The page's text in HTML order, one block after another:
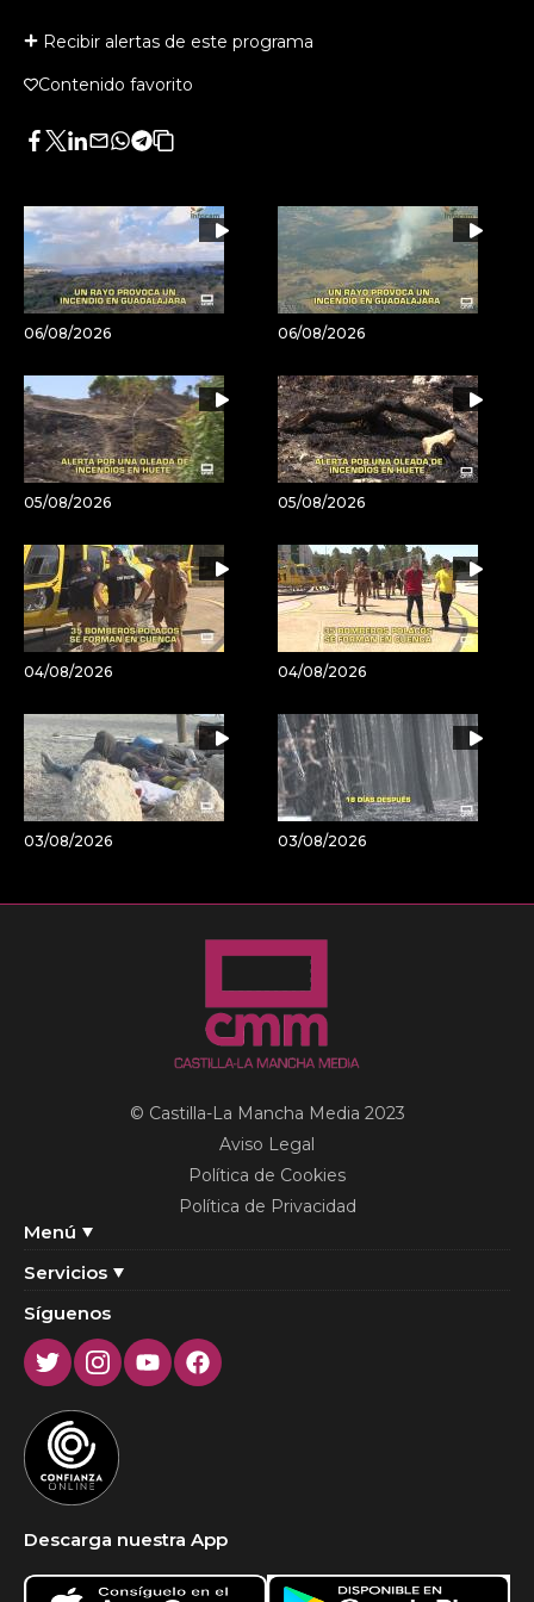
Recibir alertas de este programa
Contenido favorito
Facebook
Twitter
LinkedIn
Enviar
Whatsapp
Telegram
Copiar
artículo
06/08/2026 06/08/2026
05/08/2026 05/08/2026
04/08/2026 04/08/2026
03/08/2026 03/08/2026
Menú
Servicios
© Castilla-La Mancha Media 2023
Aviso Legal
Política de Cookies
Política de Privacidad
Síguenos
TwitterInstagram
YoutubeFacebook
Descarga nuestra App